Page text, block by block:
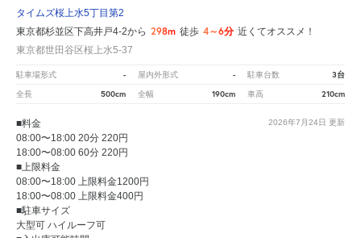
タイムズ桜上水5丁目第2
東京都杉並区下高井戸4-2から 298m 徒歩 4～6分 近くてオススメ！
東京都世田谷区桜上水5-37
駐車場形式 - 屋内外形式 - 駐車台数 3台
全長 500cm 全幅 190cm 車高 210cm
2026年7月24日 更新
■料金
08:00〜18:00 20分 220円
18:00〜08:00 60分 220円
■上限料金
08:00〜18:00 上限料金1200円
18:00〜08:00 上限料金400円
■駐車サイズ
大型可 ハイルーフ可